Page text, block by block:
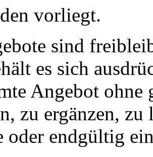
vorliegt.
sind
es sich
Angebot
zu ergänzen,
oder endgültig